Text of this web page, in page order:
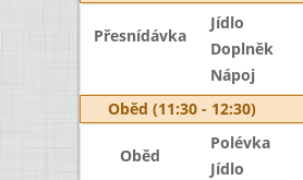
Přesnídávka
Jídlo
Doplněk
Nápoj
Oběd (11:30 - 12:30)
Oběd
Polévka
Jídlo